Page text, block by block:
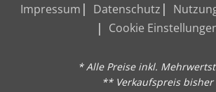
Impressum
Datenschutz
Cookie
* Alle Preise inkl.
** Verkaufspreis bisher